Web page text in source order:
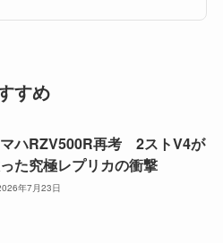
すめ
ハRZV500R再考 2ストV4が
た究極レプリカの衝撃
年7月23日